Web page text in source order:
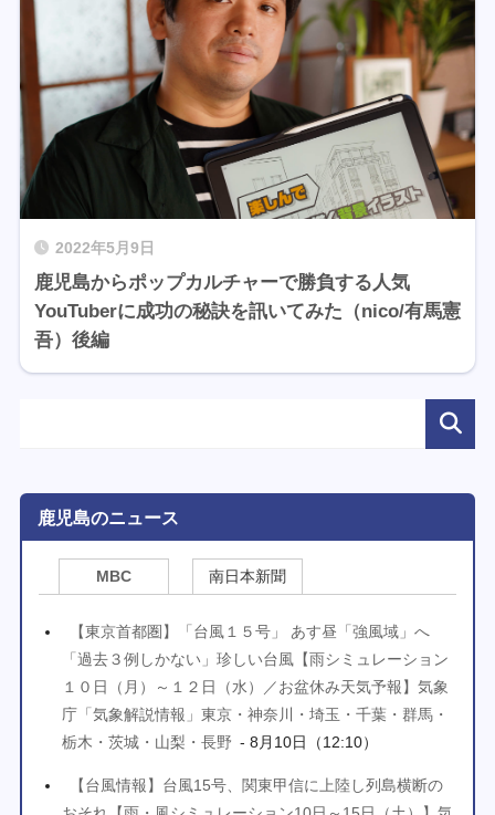
2022年5月9日
鹿児島からポップカルチャーで勝負する人気
YouTuberに成功の秘訣を訊いてみた（nico/有馬憲
吾）後編
鹿児島のニュース
MBC 南日本新聞
【東京首都圏】「台風１５号」 あす昼「強風域」へ
「過去３例しかない」珍しい台風【雨シミュレーション
１０日（月）～１２日（水）／お盆休み天気予報】気象
庁「気象解説情報」東京・神奈川・埼玉・千葉・群馬・
栃木・茨城・山梨・長野 - 8月10日（12:10）
【台風情報】台風15号、関東甲信に上陸し列島横断の